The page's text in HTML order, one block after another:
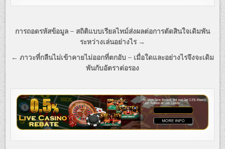
Post
navigation
การถอดรหัสข้อมูล – สถิติแบบเรียลไทม์ส่งผลต่อการตัดสินใจเดิมพัน
ระหว่างเล่นอย่างไร →
← ภาวะที่กลืนไม่เข้าคายไม่ออกที่ตกอับ – เมื่อใดและอย่างไรจึงจะเดิม
พันกับอัตราต่อรอง